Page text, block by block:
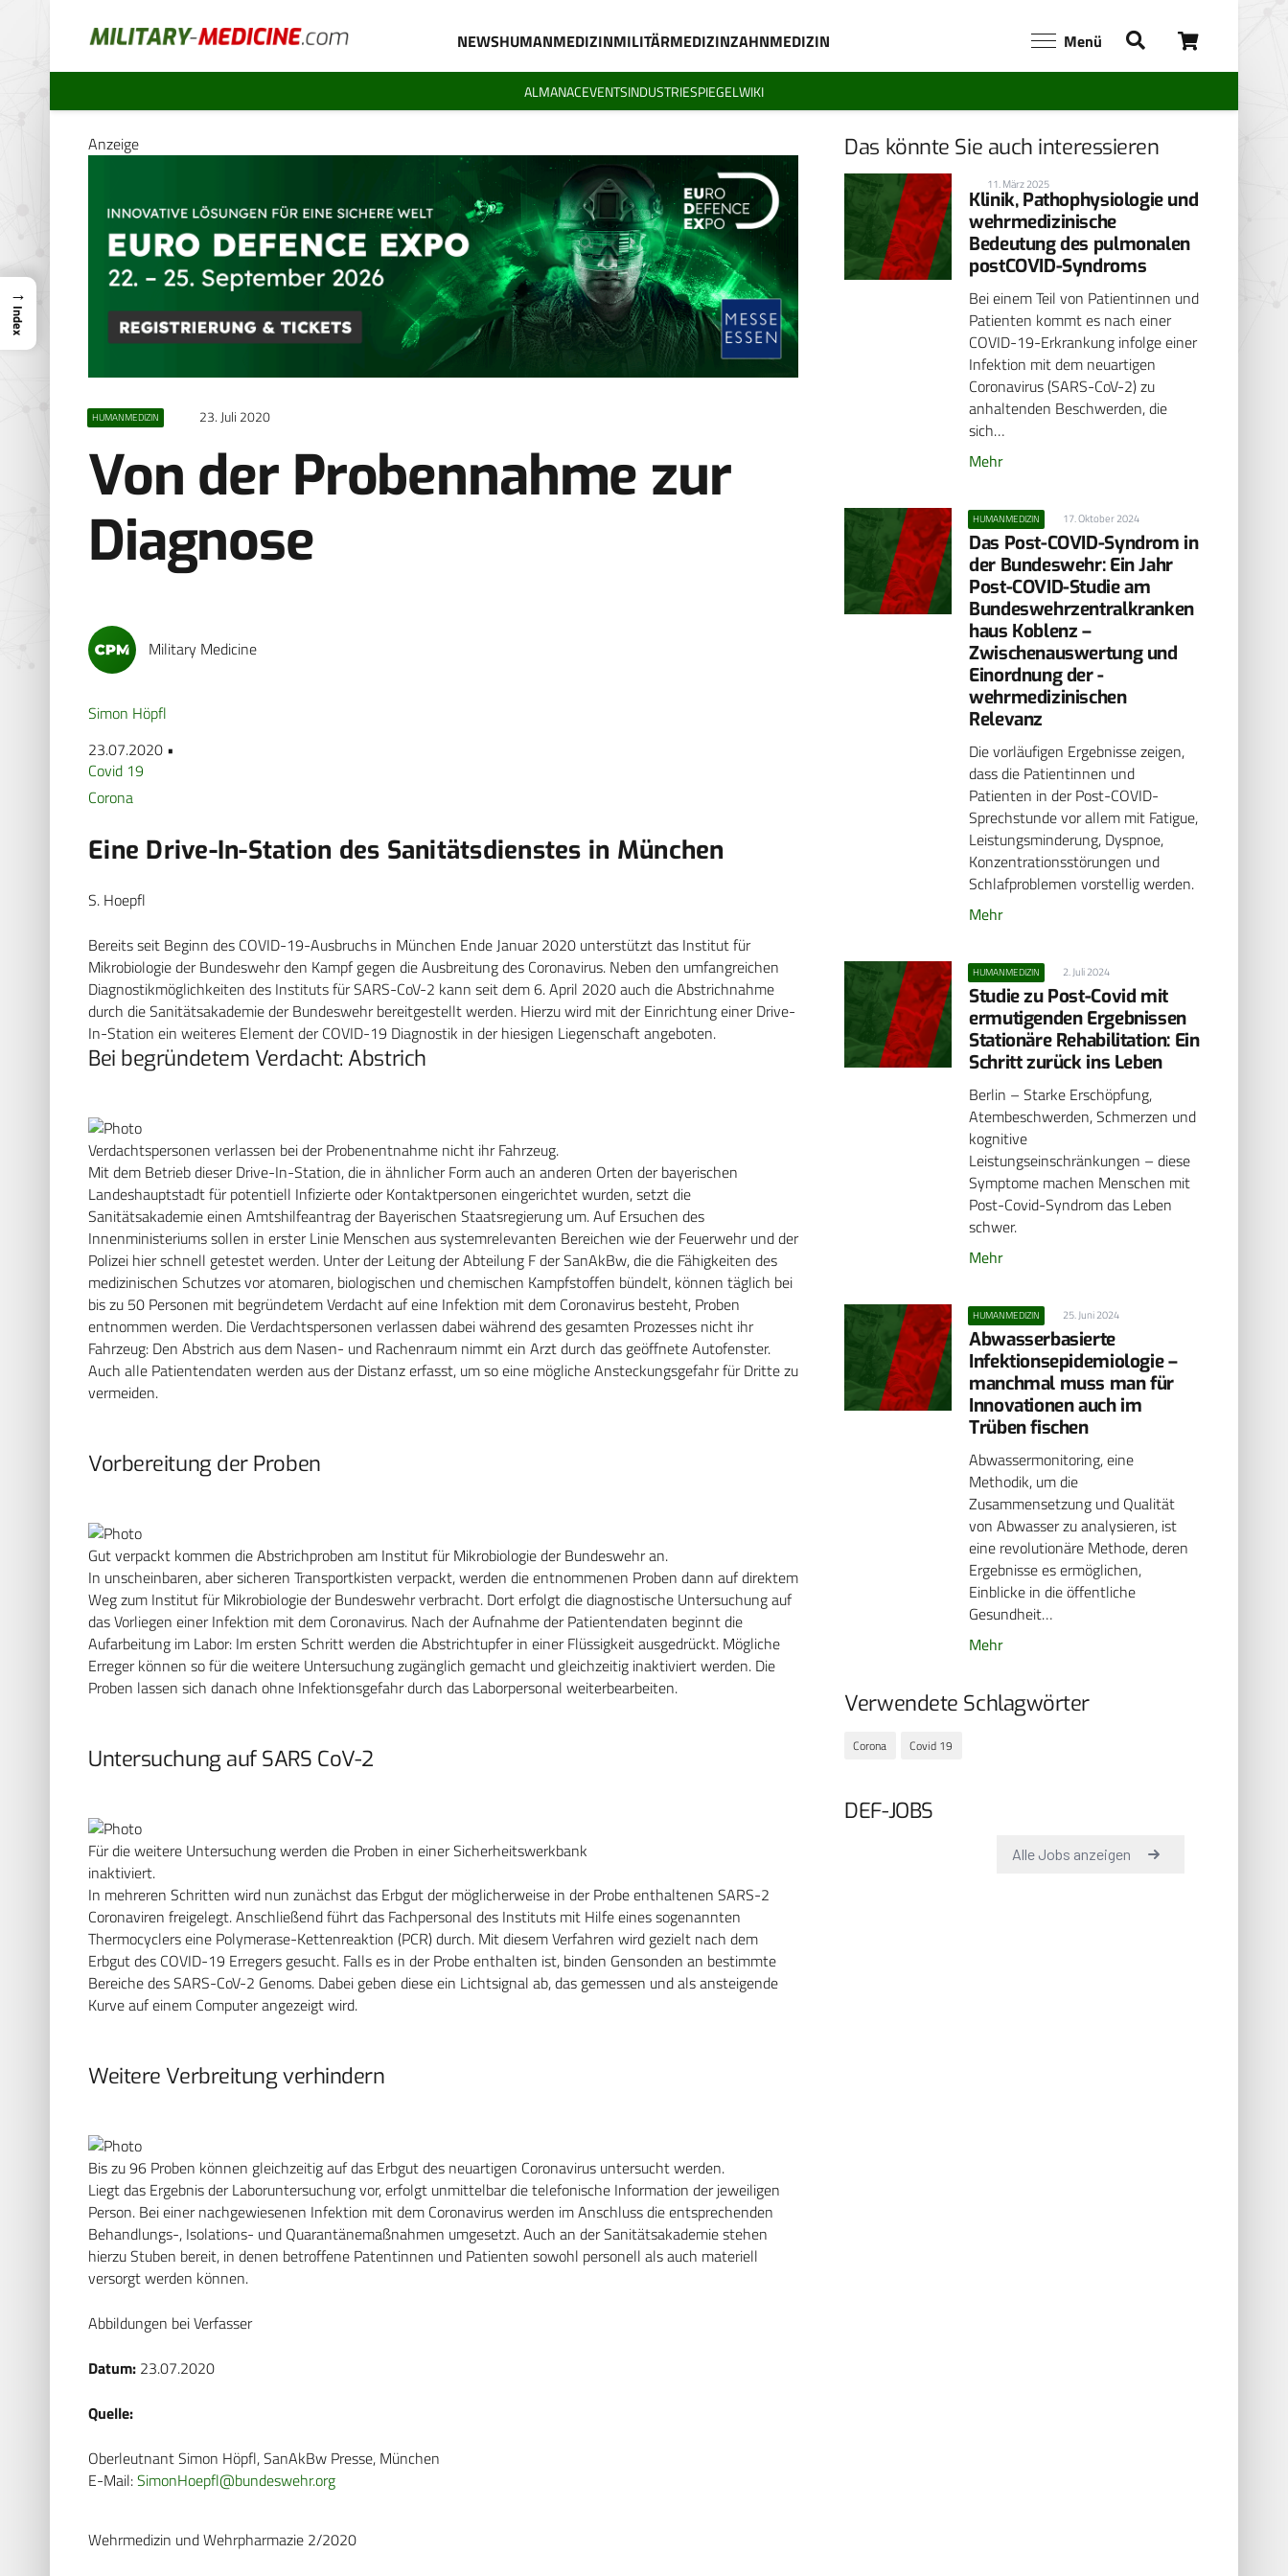
NEWSHUMANMEDIZINMILITÄRMEDIZINZAHNMEDIZIN Menü
ALMANACEVENTSINDUSTRIESPIEGELWIKI
Anzeige
HUMANMEDIZIN 23. Juli 2020
Von der Probennahme zur
Diagnose
Military Medicine
Simon Höpfl
23.07.2020 •
Covid 19
Corona
Eine Drive-In-Station des Sanitätsdienstes in München
S. Hoepfl
Bereits seit Beginn des COVID-19-Ausbruchs in München Ende Januar 2020 unterstützt das Institut für
Mikrobiologie der Bundeswehr den Kampf gegen die Ausbreitung des Coronavirus. Neben den umfangreichen
Diagnostikmöglichkeiten des Instituts für SARS-CoV-2 kann seit dem 6. April 2020 auch die Abstrichnahme
durch die Sanitätsakademie der Bundeswehr bereitgestellt werden. Hierzu wird mit der Einrichtung einer Drive-
In-Station ein weiteres Element der COVID-19 Diagnostik in der hiesigen Liegenschaft angeboten.
Bei begründetem Verdacht: Abstrich
Verdachtspersonen verlassen bei der Probenentnahme nicht ihr Fahrzeug.
Mit dem Betrieb dieser Drive-In-Station, die in ähnlicher Form auch an anderen Orten der bayerischen
Landeshauptstadt für potentiell Infizierte oder Kontaktpersonen eingerichtet wurden, setzt die
Sanitätsakademie einen Amtshilfeantrag der Bayerischen Staatsregierung um. Auf Ersuchen des
Innenministeriums sollen in erster Linie Menschen aus systemrelevanten Bereichen wie der Feuerwehr und der
Polizei hier schnell getestet werden. Unter der Leitung der Abteilung F der SanAkBw, die die Fähigkeiten des
medizinischen Schutzes vor atomaren, biologischen und chemischen Kampfstoffen bündelt, können täglich bei
bis zu 50 Personen mit begründetem Verdacht auf eine Infektion mit dem Coronavirus besteht, Proben
entnommen werden. Die Verdachtspersonen verlassen dabei während des gesamten Prozesses nicht ihr
Fahrzeug: Den Abstrich aus dem Nasen- und Rachenraum nimmt ein Arzt durch das geöffnete Autofenster.
Auch alle Patientendaten werden aus der Distanz erfasst, um so eine mögliche Ansteckungsgefahr für Dritte zu
vermeiden.
Vorbereitung der Proben
Gut verpackt kommen die Abstrichproben am Institut für Mikrobiologie der Bundeswehr an.
In unscheinbaren, aber sicheren Transportkisten verpackt, werden die entnommenen Proben dann auf direktem
Weg zum Institut für Mikrobiologie der Bundeswehr verbracht. Dort erfolgt die diagnostische Untersuchung auf
das Vorliegen einer Infektion mit dem Coronavirus. Nach der Aufnahme der Patientendaten beginnt die
Aufarbeitung im Labor: Im ersten Schritt werden die Abstrichtupfer in einer Flüssigkeit ausgedrückt. Mögliche
Erreger können so für die weitere Untersuchung zugänglich gemacht und gleichzeitig inaktiviert werden. Die
Proben lassen sich danach ohne Infektionsgefahr durch das Laborpersonal weiterbearbeiten.
Untersuchung auf SARS CoV-2
Für die weitere Untersuchung werden die Proben in einer Sicherheitswerkbank
inaktiviert.
In mehreren Schritten wird nun zunächst das Erbgut der möglicherweise in der Probe enthaltenen SARS-2
Coronaviren freigelegt. Anschließend führt das Fachpersonal des Instituts mit Hilfe eines sogenannten
Thermocyclers eine Polymerase-Kettenreaktion (PCR) durch. Mit diesem Verfahren wird gezielt nach dem
Erbgut des COVID-19 Erregers gesucht. Falls es in der Probe enthalten ist, binden Gensonden an bestimmte
Bereiche des SARS-CoV-2 Genoms. Dabei geben diese ein Lichtsignal ab, das gemessen und als ansteigende
Kurve auf einem Computer angezeigt wird.
Weitere Verbreitung verhindern
Bis zu 96 Proben können gleichzeitig auf das Erbgut des neuartigen Coronavirus untersucht werden.
Liegt das Ergebnis der Laboruntersuchung vor, erfolgt unmittelbar die telefonische Information der jeweiligen
Person. Bei einer nachgewiesenen Infektion mit dem Coronavirus werden im Anschluss die entsprechenden
Behandlungs-, Isolations- und Quarantänemaßnahmen umgesetzt. Auch an der Sanitätsakademie stehen
hierzu Stuben bereit, in denen betroffene Patentinnen und Patienten sowohl personell als auch materiell
versorgt werden können.
Abbildungen bei Verfasser
Datum: 23.07.2020
Quelle:
Oberleutnant Simon Höpfl, SanAkBw Presse, München
E-Mail:SimonHoepfl@bundeswehr.org
Wehrmedizin und Wehrpharmazie 2/2020
Das könnte Sie auch interessieren
11. März 2025
Klinik, Pathophysiologie und
wehrmedizinische
Bedeutung des pulmonalen
postCOVID-Syndroms
Bei einem Teil von Patientinnen und
Patienten kommt es nach einer
COVID-19-Erkrankung infolge einer
Infektion mit dem neuartigen
Coronavirus (SARS-CoV-2) zu
anhaltenden Beschwerden, die
sich…
Mehr
HUMANMEDIZIN 17. Oktober 2024
Das Post-COVID-Syndrom in
der Bundeswehr: Ein Jahr
Post-COVID-Studie am
Bundeswehrzentralkranken
haus ­Koblenz –
Zwischenauswertung und
Einordnung der ­
wehrmedizinischen
Relevanz
Die vorläufigen Ergebnisse zeigen,
dass die Patientinnen und
Patienten in der Post-COVID-
Sprechstunde vor allem mit Fatigue,
Leistungsminderung, Dyspnoe,
Konzentrationsstörungen und
Schlafproblemen vorstellig werden.
Mehr
HUMANMEDIZIN 2. Juli 2024
Studie zu Post-Covid mit
ermutigenden Ergebnissen
Stationäre Rehabilitation: Ein
Schritt zurück ins Leben
Berlin – Starke Erschöpfung,
Atembeschwerden, Schmerzen und
kognitive
Leistungseinschränkungen – diese
Symptome machen Menschen mit
Post-Covid-Syndrom das Leben
schwer.
Mehr
HUMANMEDIZIN 25. Juni 2024
Abwasserbasierte
Infektionsepidemiologie –
manchmal muss man für
Innovationen auch im
Trüben fischen
Abwassermonitoring, eine
Methodik, um die
Zusammensetzung und Qualität
von Abwasser zu analysieren, ist
eine revolutionäre Methode, deren
Ergebnisse es ermöglichen,
Einblicke in die öffentliche
Gesundheit…
Mehr
Verwendete Schlagwörter
Corona Covid 19
DEF-JOBS
→
Index